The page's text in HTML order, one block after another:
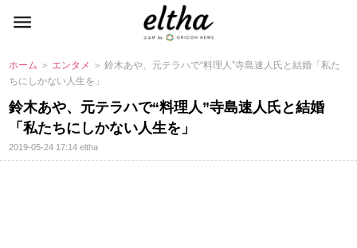
ホーム ＞ エンタメ ＞ 鈴木あや、元テラハで“料理人”寺島速人氏と結婚「私た
ちにしかない人生を」
鈴木あや、元テラハで“料理人”寺島速人氏と結婚
「私たちにしかない人生を」
2019-05-24 17:14eltha